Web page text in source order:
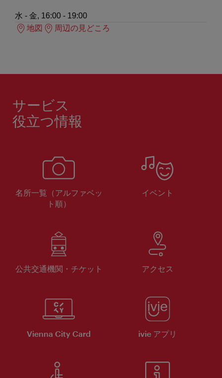
水 - 金, 16:00 - 19:00
地図
周辺の見どころ
サービス
役立つ情報
名所一覧（アルファベッ
ト順）
イベント
公共交通機関・チケット アクセス
Vienna City Card ivie アプリ